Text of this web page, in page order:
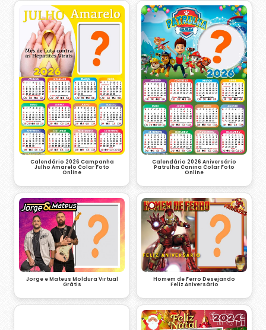
Calendário 2026 Campanha
Julho Amarelo Colar Foto
Online
Calendário 2026 Aniversário
Patrulha Canina Colar Foto
Online
Jorge e Mateus Moldura Virtual
Grátis
Homem de Ferro Desejando
Feliz Aniversário